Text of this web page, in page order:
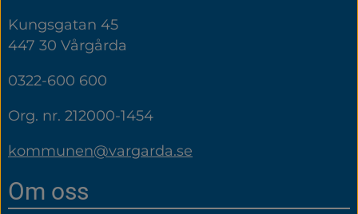
Kungsgatan 45
447 30 Vårgårda
0322-600 600
Org. nr. 212000-1454
kommunen@vargarda.se
Om oss